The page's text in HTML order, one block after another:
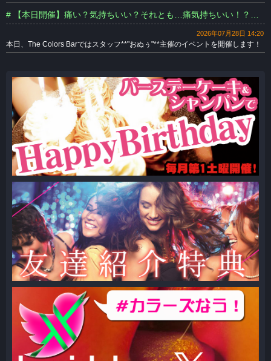
2026年07月28日 14:20
本日、The Colors Barではスタッフ**"おぬぅ"**主催のイベントを開催します！